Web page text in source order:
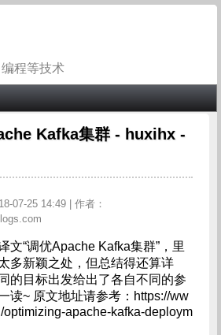
程等技术
Kafka集群 - huxihx -
07-25 14:49 | 作者：
“调优Apache Kafka集群”，里
多新颖之处，但总结得还算详
的目标出发给出了各自不同的参
读~ 原文地址请参考：https://ww
optimizing-apache-kafka-deploym